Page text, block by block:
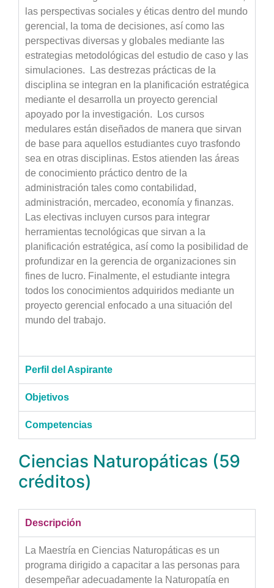
las perspectivas sociales y éticas dentro del mundo
gerencial, la toma de decisiones, así como las
perspectivas diversas y globales mediante las
estrategias metodológicas del estudio de caso y las
simulaciones. Las destrezas prácticas de la
disciplina se integran en la planificación estratégica
mediante el desarrolla un proyecto gerencial
apoyado por la investigación. Los cursos
medulares están diseñados de manera que sirvan
de base para aquellos estudiantes cuyo trasfondo
sea en otras disciplinas. Estos atienden las áreas
de conocimiento práctico dentro de la
administración tales como contabilidad,
administración, mercadeo, economía y finanzas.
Las electivas incluyen cursos para integrar
herramientas tecnológicas que sirvan a la
planificación estratégica, así como la posibilidad de
profundizar en la gerencia de organizaciones sin
fines de lucro. Finalmente, el estudiante integra
todos los conocimientos adquiridos mediante un
proyecto gerencial enfocado a una situación del
mundo del trabajo.
Perfil del Aspirante
Objetivos
Competencias
Ciencias Naturopáticas (59
créditos)
Descripción
La Maestría en Ciencias Naturopáticas es un
programa dirigido a capacitar a las personas para
desempeñar adecuadamente la Naturopatía en